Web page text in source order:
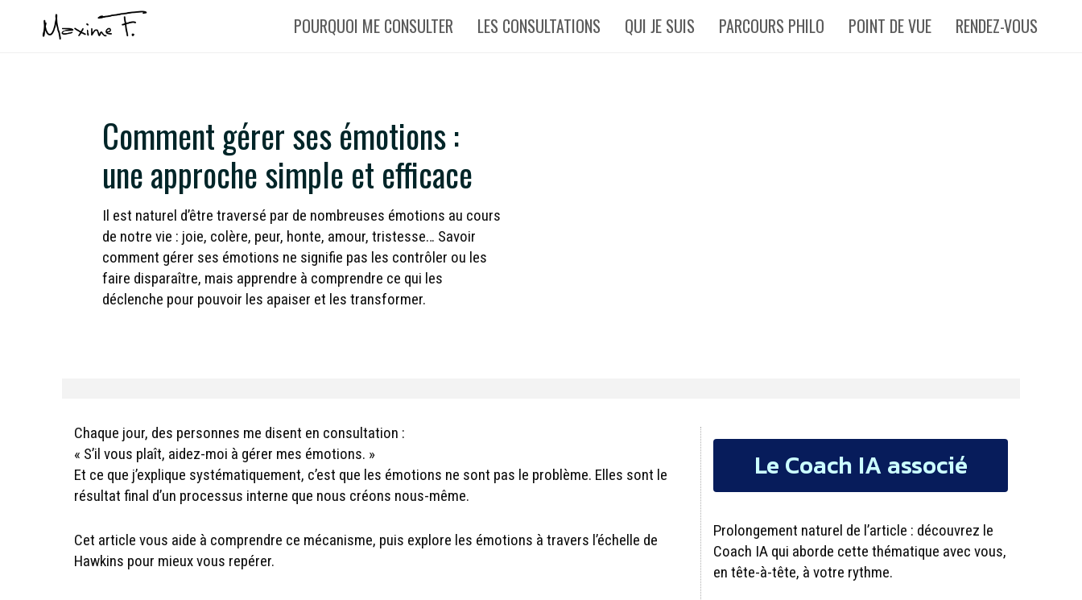
POURQUOI ME CONSULTER LES CONSULTATIONS QUI JE SUIS PARCOURS PHILO POINT DE VUE RENDEZ-VOUS
Comment gérer ses émotions :
une approche simple et efficace
Il est naturel d’être traversé par de nombreuses émotions au cours
de notre vie : joie, colère, peur, honte, amour, tristesse… Savoir
comment gérer ses émotions ne signifie pas les contrôler ou les
faire disparaître, mais apprendre à comprendre ce qui les
déclenche pour pouvoir les apaiser et les transformer.
Chaque jour, des personnes me disent en consultation :
« S’il vous plaît, aidez-moi à gérer mes émotions. »
Et ce que j’explique systématiquement, c’est que les émotions ne sont pas le problème. Elles sont le
résultat final d’un processus interne que nous créons nous-même.
Cet article vous aide à comprendre ce mécanisme, puis explore les émotions à travers l’échelle de
Hawkins pour mieux vous repérer.
Le Coach IA associé
Prolongement naturel de l’article : découvrez le
Coach IA qui aborde cette thématique avec vous,
en tête-à-tête, à votre rythme.